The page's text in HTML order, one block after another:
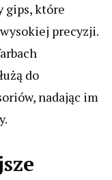
gips, które
precyzji.
do
nadając im